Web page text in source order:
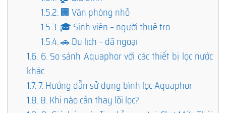
1.5.2.🏢 Văn phòng nhỏ
1.5.3.🎓 Sinh viên – người thuê trọ
1.5.4.🚗 Du lịch – dã ngoại
1.6. 6. So sánh Aquaphor với các thiết bị lọc nước
khác
1.7.7. Hướng dẫn sử dụng bình lọc Aquaphor
1.8.8. Khi nào cần thay lõi lọc?